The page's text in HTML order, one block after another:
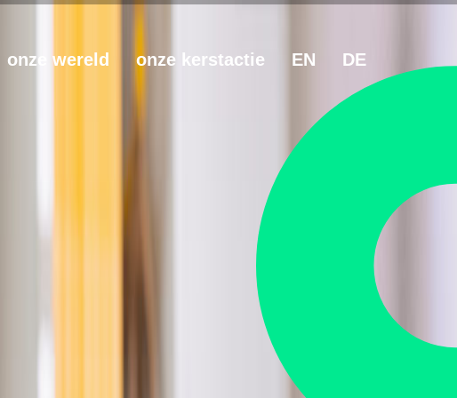
onze wereld onze kerstactie EN DE